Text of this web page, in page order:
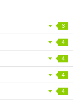
3
4
4
4
4